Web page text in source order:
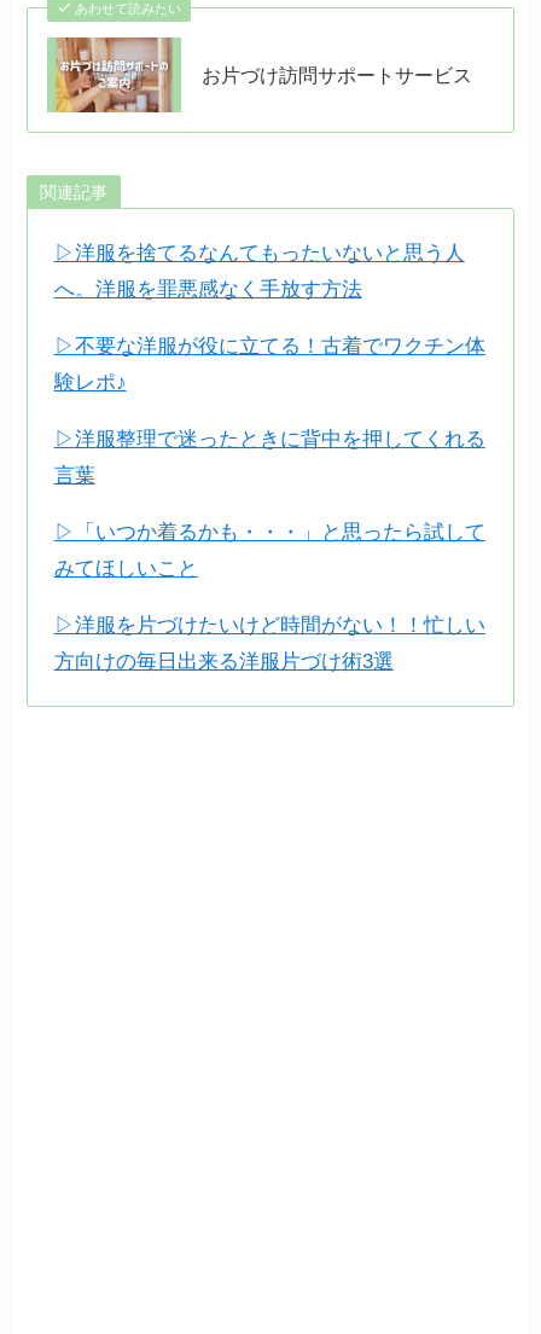
あわせて読みたい
お片づけ訪問サポートサービス
関連記事
▷洋服を捨てるなんてもったいないと思う人
へ。洋服を罪悪感なく手放す方法
▷不要な洋服が役に立てる！古着でワクチン体
験レポ♪
▷洋服整理で迷ったときに背中を押してくれる
言葉
▷「いつか着るかも・・・」と思ったら試して
みてほしいこと
▷洋服を片づけたいけど時間がない！！忙しい
方向けの毎日出来る洋服片づけ術3選